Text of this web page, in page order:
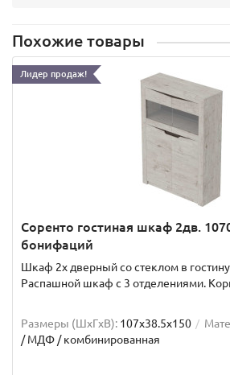
Похожие товары
Лидер продаж!
Соренто гостиная шкаф 2дв.
бонифаций
Шкаф 2х дверный со стеклом в
Распашной шкаф с 3 отделениями.
Размеры (ШxГxВ): 107x38.5x150
/ МДФ / комбинированная